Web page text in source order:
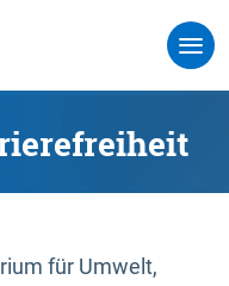
für Umwelt,